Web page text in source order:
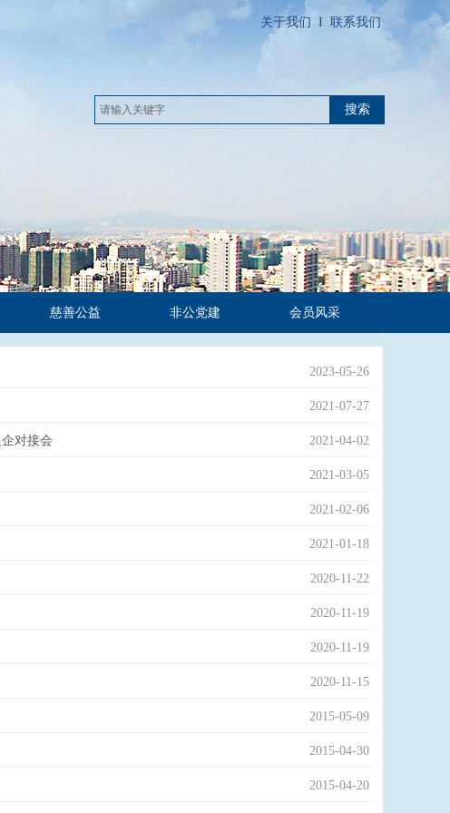
关于我们 I 联系我们
搜索
慈善公益 非公党建 会员风采
2023-05-26
2021-07-27
对接会 2021-04-02
2021-03-05
2021-02-06
2021-01-18
2020-11-22
2020-11-19
2020-11-19
2020-11-15
2015-05-09
2015-04-30
2015-04-20